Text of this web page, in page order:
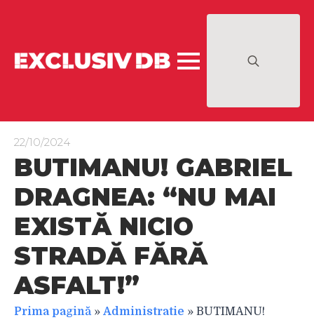
22/10/2024
BUTIMANU! GABRIEL
DRAGNEA: “NU MAI
EXISTĂ NICIO
STRADĂ FĂRĂ
ASFALT!”
Prima pagină » Administratie » BUTIMANU!